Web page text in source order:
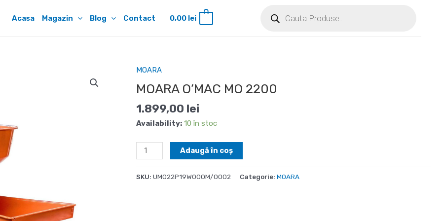
Acasa Magazin Blog Contact 0,00 lei
MOARA
MOARA O’MAC MO 2200
1.899,00 lei
Availability: 10 în stoc
Cantitate
MOARA
Adaugă în coș
SKU: UMO22P19W00OM/0002 Categorie: MOARA